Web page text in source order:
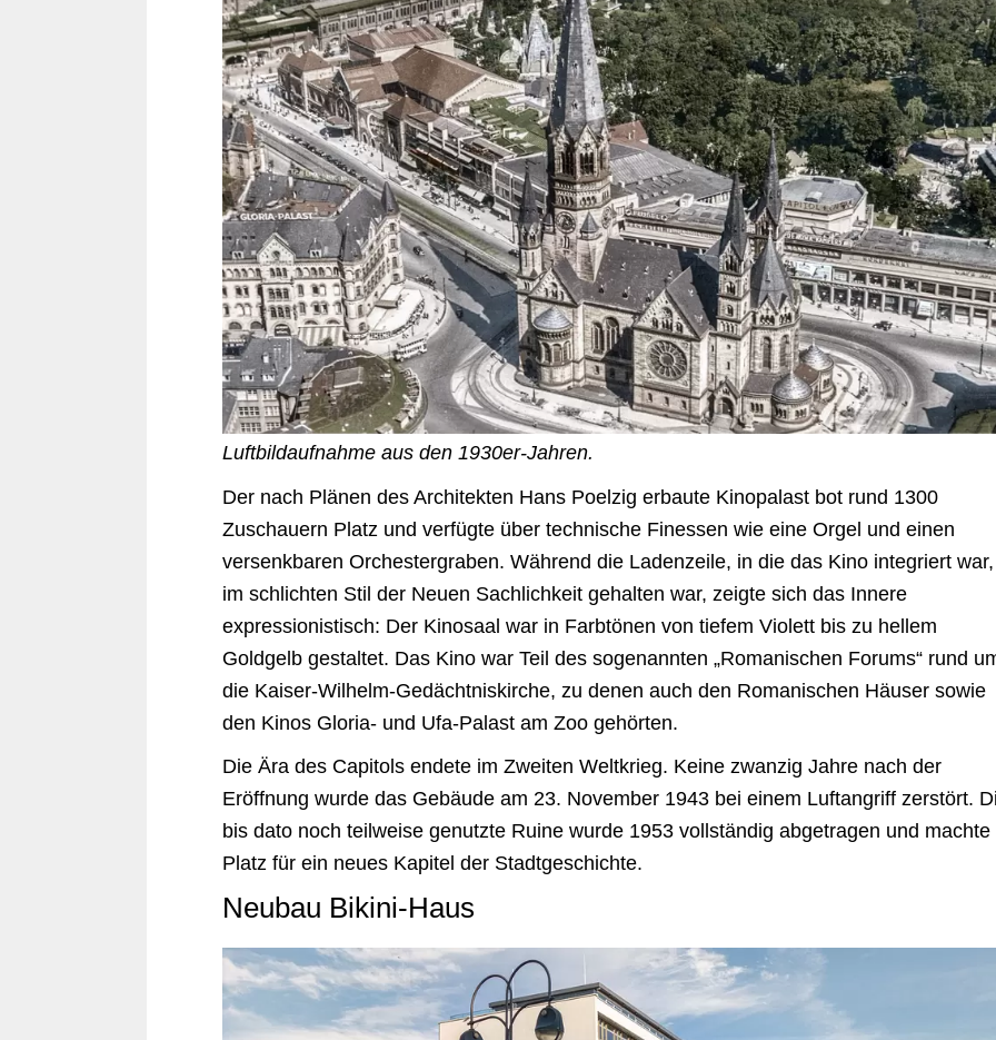
Luftbildaufnahme aus den 1930er-Jahren.
Der nach Plänen des Architekten Hans Poelzig erbaute Kinopalast bot rund 1300
Zuschauern Platz und verfügte über technische Finessen wie eine Orgel und einen
versenkbaren Orchestergraben. Während die Ladenzeile, in die das Kino integriert war,
im schlichten Stil der Neuen Sachlichkeit gehalten war, zeigte sich das Innere
expressionistisch: Der Kinosaal war in Farbtönen von tiefem Violett bis zu hellem
Goldgelb gestaltet. Das Kino war Teil des sogenannten „Romanischen Forums“ rund
die Kaiser-Wilhelm-Gedächtniskirche, zu denen auch den Romanischen Häuser sowie
den Kinos Gloria- und Ufa-Palast am Zoo gehörten.
Die Ära des Capitols endete im Zweiten Weltkrieg. Keine zwanzig Jahre nach der
Eröffnung wurde das Gebäude am 23. November 1943 bei einem Luftangriff zerstört.
bis dato noch teilweise genutzte Ruine wurde 1953 vollständig abgetragen und machte
Platz für ein neues Kapitel der Stadtgeschichte.
Neubau Bikini-Haus